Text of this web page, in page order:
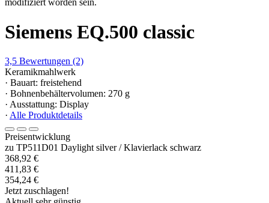
modifiziert worden sein.
Siemens EQ.500 classic
3,5 Bewertungen (2)
Keramikmahlwerk
· Bauart: freistehend
· Bohnenbehältervolumen: 270 g
· Ausstattung: Display
· Alle Produktdetails
Preisentwicklung
zu TP511D01 Daylight silver / Klavierlack schwarz
368,92 €
411,83 €
354,24 €
Jetzt zuschlagen!